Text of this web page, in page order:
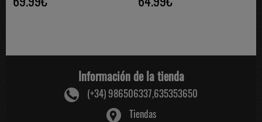
Información de la tienda
(+34) 986506337,635353650
Tiendas